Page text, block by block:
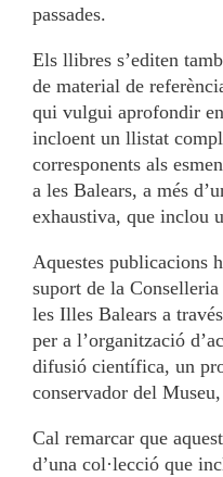
passades.
Els llibres s’editen
de material de
qui vulgui aprofondir
incloent un llistat
corresponents als
a les Balears, a més
exhaustiva, que inclou
Aquestes publicacions
suport de la
les Illes Balears a
per a l’organització
difusió científica, un
conservador del
Cal remarcar que
d’una col·lecció que